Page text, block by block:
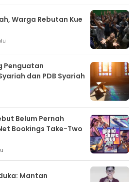
Warga Rebutan Kue
Penguatan
dan PDB Syariah
Belum Pernah
Bookings Take-Two
Mantan